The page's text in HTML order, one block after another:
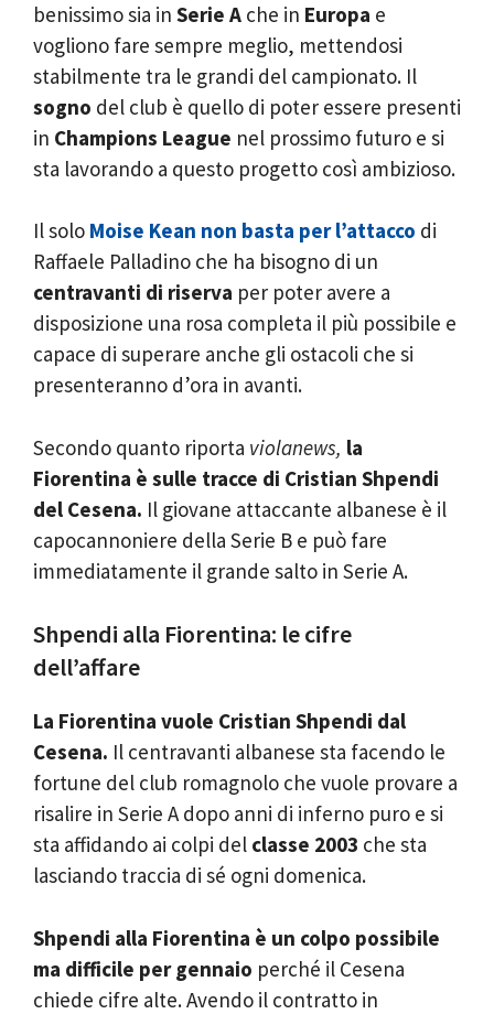
benissimo sia in Serie A che in Europa e
vogliono fare sempre meglio, mettendosi
stabilmente tra le grandi del campionato. Il
sogno del club è quello di poter essere presenti
in Champions League nel prossimo futuro e si
sta lavorando a questo progetto così ambizioso.
Il solo Moise Kean non basta per l’attacco di
Raffaele Palladino che ha bisogno di un
centravanti di riserva per poter avere a
disposizione una rosa completa il più possibile e
capace di superare anche gli ostacoli che si
presenteranno d’ora in avanti.
Secondo quanto riporta violanews, la
Fiorentina è sulle tracce di Cristian Shpendi
del Cesena. Il giovane attaccante albanese è il
capocannoniere della Serie B e può fare
immediatamente il grande salto in Serie A.
Shpendi alla Fiorentina: le cifre
dell’affare
La Fiorentina vuole Cristian Shpendi dal
Cesena. Il centravanti albanese sta facendo le
fortune del club romagnolo che vuole provare a
risalire in Serie A dopo anni di inferno puro e si
sta affidando ai colpi del classe 2003 che sta
lasciando traccia di sé ogni domenica.
Shpendi alla Fiorentina è un colpo possibile
ma difficile per gennaio perché il Cesena
chiede cifre alte. Avendo il contratto in